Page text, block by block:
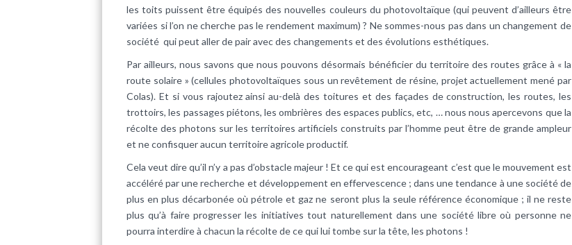
les toits puissent être équipés des nouvelles couleurs du photovoltaïque (qui peuvent d’ailleurs être
variées si l’on ne cherche pas le rendement maximum) ? Ne sommes-nous pas dans un changement de
société qui peut aller de pair avec des changements et des évolutions esthétiques.
Par ailleurs, nous savons que nous pouvons désormais bénéficier du territoire des routes grâce à « la
route solaire » (cellules photovoltaïques sous un revêtement de résine, projet actuellement mené par
Colas). Et si vous rajoutez ainsi au-delà des toitures et des façades de construction, les routes, les
trottoirs, les passages piétons, les ombrières des espaces publics, etc, … nous nous apercevons que la
récolte des photons sur les territoires artificiels construits par l’homme peut être de grande ampleur
et ne confisquer aucun territoire agricole productif.
Cela veut dire qu’il n’y a pas d’obstacle majeur ! Et ce qui est encourageant c’est que le mouvement est
accéléré par une recherche et développement en effervescence ; dans une tendance à une société de
plus en plus décarbonée où pétrole et gaz ne seront plus la seule référence économique ; il ne reste
plus qu’à faire progresser les initiatives tout naturellement dans une société libre où personne ne
pourra interdire à chacun la récolte de ce qui lui tombe sur la tête, les photons !